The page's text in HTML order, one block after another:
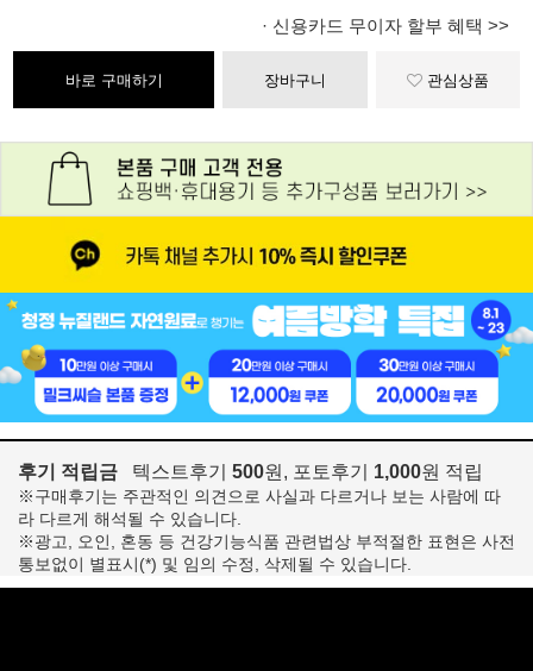
· 신용카드 무이자 할부 혜택 >>
바로 구매하기 장바구니 관심상품
후기 적립금 텍스트후기 500원, 포토후기 1,000원 적립
※구매후기는 주관적인 의견으로 사실과 다르거나 보는 사람에 따
라 다르게 해석될 수 있습니다.
※광고, 오인, 혼동 등 건강기능식품 관련법상 부적절한 표현은 사전
통보없이 별표시(*) 및 임의 수정, 삭제될 수 있습니다.